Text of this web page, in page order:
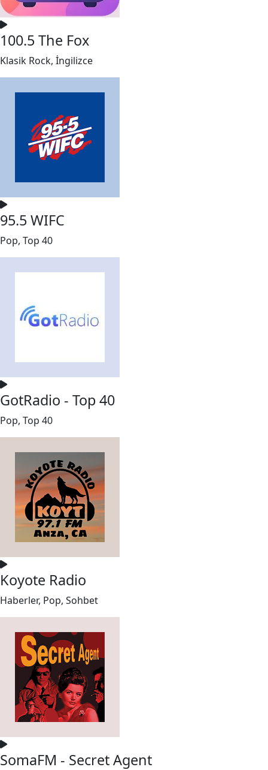
100.5 The Fox
Klasik Rock, İngilizce
95.5 WIFC
Pop, Top 40
GotRadio - Top 40
Pop, Top 40
Koyote Radio
Haberler, Pop, Sohbet
SomaFM - Secret Agent